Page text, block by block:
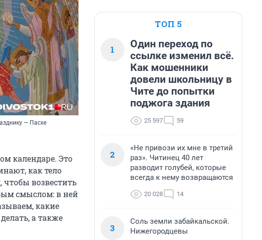
— Пасхе
календаре. Это
как тело
чтобы возвестить
смыслом: в ней
какие
а также
ТОП 5
1
Один переход по
ссылке изменил всё.
Как мошенники
довели школьницу в
Чите до попытки
поджога здания
25 597 59
2
«Не привози их мне в третий
раз». Читинец 40 лет
разводит голубей, которые
всегда к нему возвращаются
20 028 14
3
Соль земли забайкальской.
Нижегородцевы